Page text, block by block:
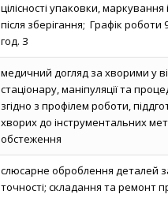
цілісності упаковки, маркування
після зберігання; Графік роботи
год. З
медичний догляд за хворими у
стаціонару, маніпуляції та
згідно з профілем роботи,
хворих до інструментальних
обстеження
слюсарне оброблення деталей
точності; складання та ремонт